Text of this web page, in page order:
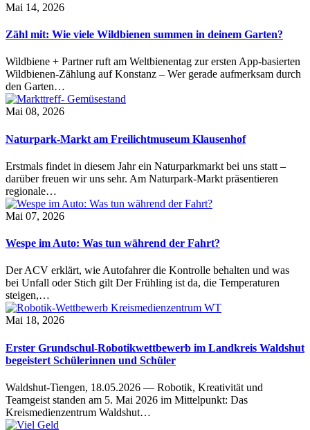
Mai 14, 2026
Zähl mit: Wie viele Wildbienen summen in deinem Garten?
Wildbiene + Partner ruft am Weltbienentag zur ersten App-basierten
Wildbienen-Zählung auf Konstanz – Wer gerade aufmerksam durch
den Garten…
Mai 08, 2026
Naturpark-Markt am Freilichtmuseum Klausenhof
Erstmals findet in diesem Jahr ein Naturparkmarkt bei uns statt –
darüber freuen wir uns sehr. Am Naturpark-Markt präsentieren
regionale…
Mai 07, 2026
Wespe im Auto: Was tun während der Fahrt?
Der ACV erklärt, wie Autofahrer die Kontrolle behalten und was
bei Unfall oder Stich gilt Der Frühling ist da, die Temperaturen
steigen,…
Mai 18, 2026
Erster Grundschul-Robotikwettbewerb im Landkreis Waldshut
begeistert Schülerinnen und Schüler
Waldshut-Tiengen, 18.05.2026 — Robotik, Kreativität und
Teamgeist standen am 5. Mai 2026 im Mittelpunkt: Das
Kreismedienzentrum Waldshut…